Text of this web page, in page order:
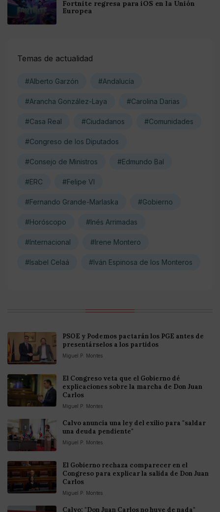
Fortnite regresa para iOS en la Unión
Europea
Temas de actualidad
#Alberto Garzón #Andalucía
#Arancha González-Laya #Carolina Darias
#Casa Real #Ciudadanos #Comunidades
#Congreso de los Diputados
#Consejo de Ministros #Edmundo Bal
#ERC #Felipe VI
#Fernando Grande-Marlaska #Gobierno
#Horóscopo #Inés Arrimadas
#Internacional #Irene Montero
#Isabel Celaá #Iván Espinosa de los Monteros
PSOE y Podemos pactarán los PGE antes de
presentárselos a los partidos
Miguel P. Montes
El Congreso veta que el Gobierno dé
explicaciones sobre la marcha de Don Juan
Carlos
Miguel P. Montes
Calvo anuncia una ley del exilio para "saldar
una deuda pendiente"
Miguel P. Montes
El Gobierno rechaza comparecer en el
Congreso para explicar la salida de Don Juan
Carlos
Miguel P. Montes
Calvo: "Don Juan Carlos no huye de nada"